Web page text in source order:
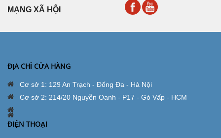
MẠNG XÃ HỘI
ĐỊA CHỈ CỬA HÀNG
Cơ sở 1: 129 An Trạch - Đống Đa - Hà Nội
Cơ sở 2: 214/20 Nguyễn Oanh - P17 - Gò Vấp - HCM
ĐIỆN THOẠI